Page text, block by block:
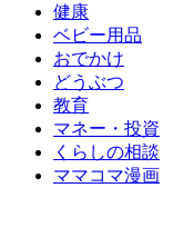
健康
ベビー用品
おでかけ
どうぶつ
教育
マネー・投資
くらしの相談
ママコマ漫画